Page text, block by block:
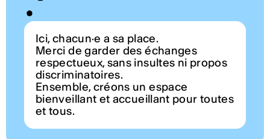
Ici, chacun·e a sa place.
Merci de garder des échanges
respectueux, sans insultes ni propos
discriminatoires.
Ensemble, créons un espace
bienveillant et accueillant pour toutes
et tous.